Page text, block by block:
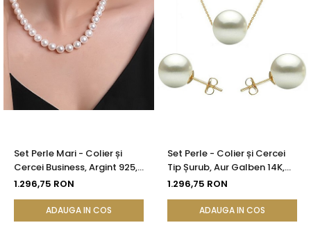
Set Perle Mari - Colier și
Cercei Business, Argint 925,
Perle Albe Premium 8,5-9,5
1.296,75 RON
ADAUGA IN COS
Set Perle - Colier și Cercei
Tip Șurub, Aur Galben 14K,
Perle Albe Premium 8 mm |
1.296,75 RON
ADAUGA IN COS